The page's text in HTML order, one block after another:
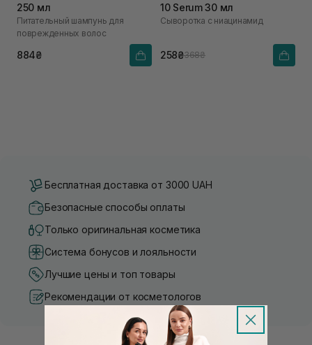
250 мл
Питательный шампунь для
поврежденных волос
884₴
10 Serum 30 мл
Сыворотка с ниацинамид
258₴368₴
Бесплатная доставка от 3000 UAH
Безопасные способы оплаты
Только оригинальная косметика
Система бонусов и лояльности
Лучшие цены и топ товары
Рекомендации от косметологов